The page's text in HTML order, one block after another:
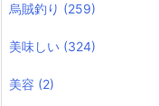
烏賊釣り (259)
美味しい (324)
美容 (2)